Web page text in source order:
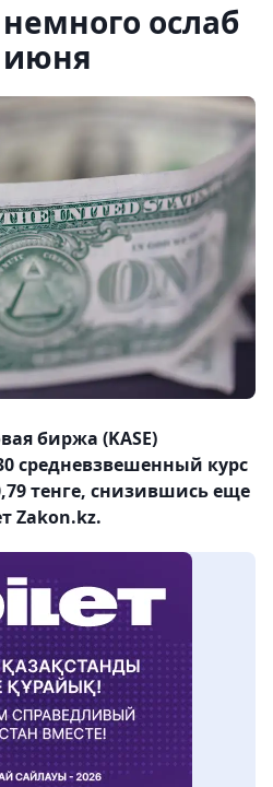
ослаб
июня
биржа (KASE)
средневзвешенный курс
тенге, снизившись еще
Zakon.kz.